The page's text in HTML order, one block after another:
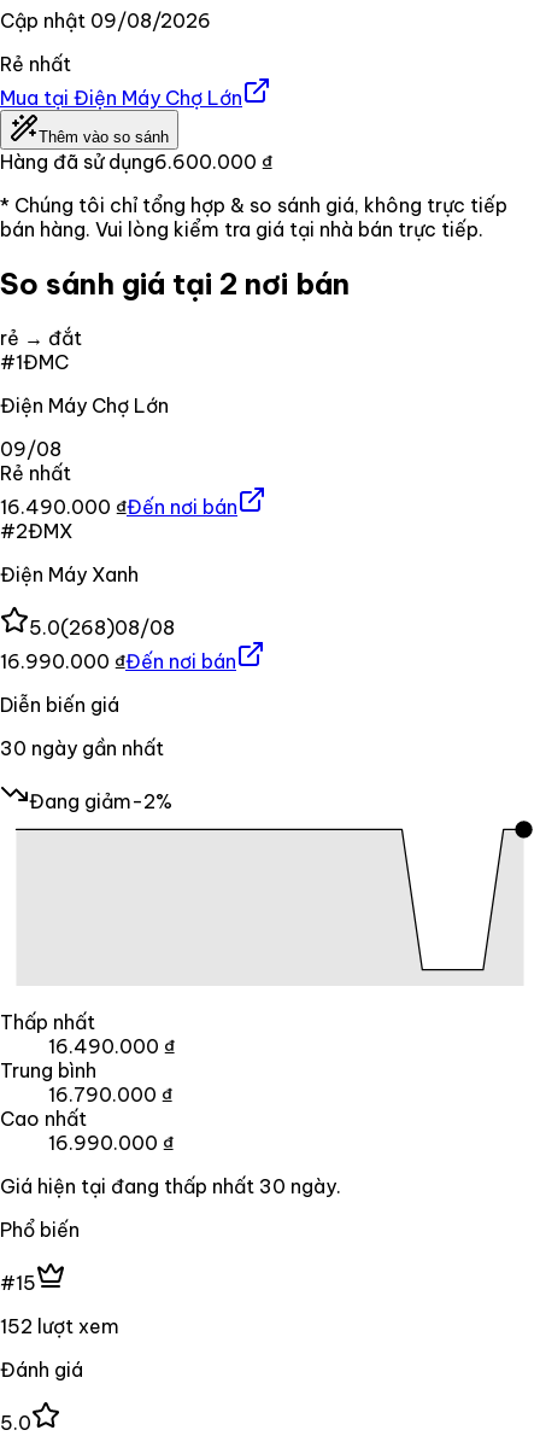
Cập nhật 09/08/2026
Rẻ nhất
Mua tại Điện Máy Chợ Lớn
Thêm vào so sánh
Hàng đã sử dụng6.600.000 ₫
* Chúng tôi chỉ tổng hợp & so sánh giá, không trực tiếp
bán hàng. Vui lòng kiểm tra giá tại nhà bán trực tiếp.
So sánh giá tại 2 nơi bán
rẻ → đắt
#1ĐMC
Điện Máy Chợ Lớn
09/08
Rẻ nhất
16.490.000 ₫Đến nơi bán
#2ĐMX
Điện Máy Xanh
5.0(268)08/08
16.990.000 ₫Đến nơi bán
Diễn biến giá
30 ngày gần nhất
Đang giảm-2%
Thấp nhất
16.490.000 ₫
Trung bình
16.790.000 ₫
Cao nhất
16.990.000 ₫
Giá hiện tại đang thấp nhất 30 ngày.
Phổ biến
#15
152 lượt xem
Đánh giá
5.0